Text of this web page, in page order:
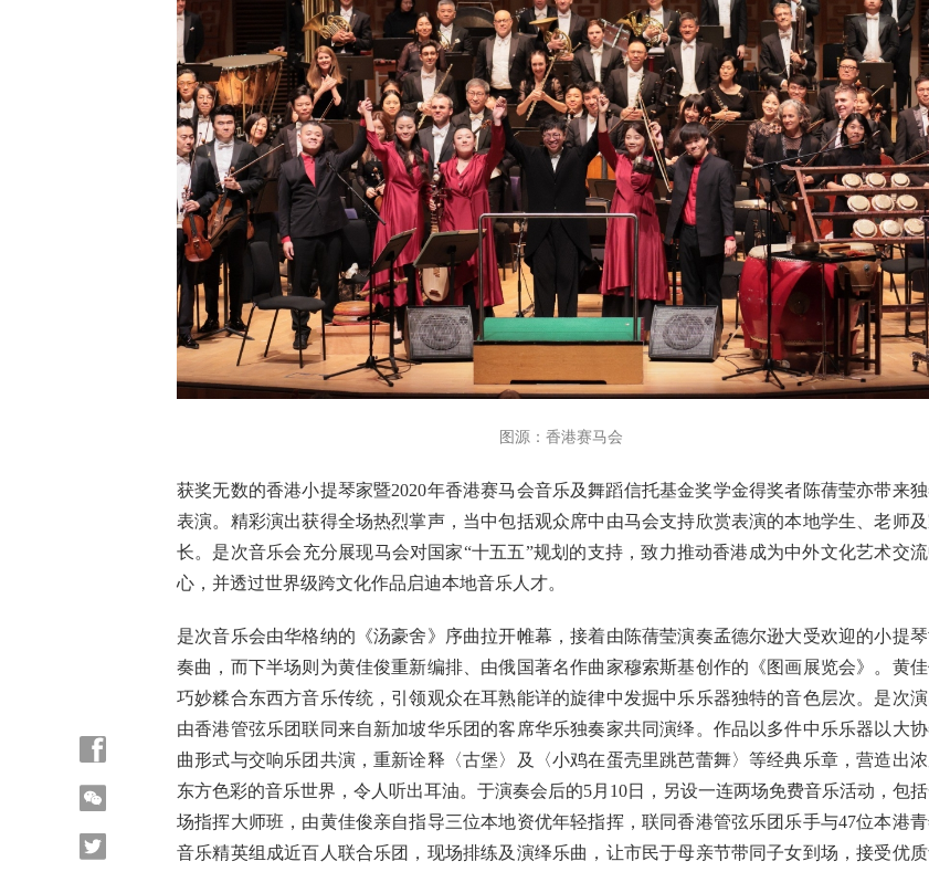
图源：香港赛马会
获奖无数的香港小提琴家暨2020年香港赛马会音乐及舞蹈信托基金奖学金得奖者陈蒨莹亦带来
表演。精彩演出获得全场热烈掌声，当中包括观众席中由马会支持欣赏表演的本地学生、老师
长。是次音乐会充分展现马会对国家“十五五”规划的支持，致力推动香港成为中外文化艺术交流
心，并透过世界级跨文化作品启迪本地音乐人才。
是次音乐会由华格纳的《汤豪舍》序曲拉开帷幕，接着由陈蒨莹演奏孟德尔逊大受欢迎的小提
奏曲，而下半场则为黄佳俊重新编排、由俄国著名作曲家穆索斯基创作的《图画展览会》。黄
巧妙糅合东西方音乐传统，引领观众在耳熟能详的旋律中发掘中乐乐器独特的音色层次。是次演
由香港管弦乐团联同来自新加坡华乐团的客席华乐独奏家共同演绎。作品以多件中乐乐器以大
曲形式与交响乐团共演，重新诠释〈古堡〉及〈小鸡在蛋壳里跳芭蕾舞〉等经典乐章，营造出
东方色彩的音乐世界，令人听出耳油。于演奏会后的5月10日，另设一连两场免费音乐活动，包
场指挥大师班，由黄佳俊亲自指导三位本地资优年轻指挥，联同香港管弦乐团乐手与47位本港
音乐精英组成近百人联合乐团，现场排练及演绎乐曲，让市民于母亲节带同子女到场，接受优